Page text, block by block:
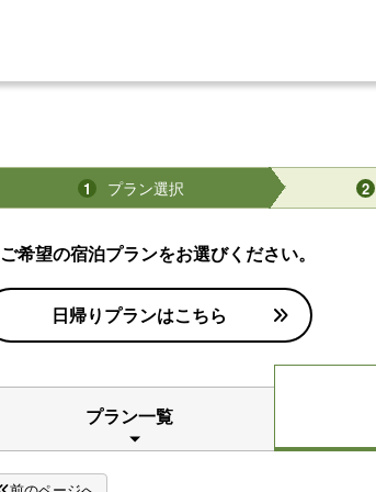
1 プラン選択 2
ご希望の宿泊プランをお選びください。
日帰りプランはこちら
プラン一覧